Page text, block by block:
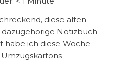
diese alten
dazugehörige Notizbuch
habe ich diese Woche